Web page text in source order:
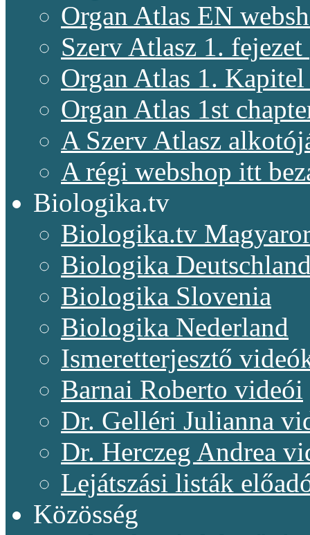
Organ Atlas EN
Szerv Atlasz 1.
Organ Atlas 1.
Organ Atlas 1st
A Szerv Atlasz
A régi webshop itt
Biologika.tv
Biologika.tv
Biologika
Biologika Slovenia
Biologika Nederland
Ismeretterjesztő
Barnai Roberto videói
Dr. Gelléri Julianna
Dr. Herczeg Andrea
Lejátszási listák
Közösség